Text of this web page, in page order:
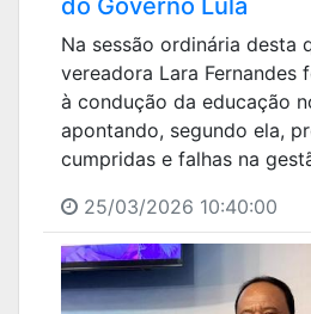
do Governo Lula
Na sessão ordinária desta
vereadora Lara Fernandes
à condução da educação
apontando, segundo ela,
cumpridas e falhas na
25/03/2026 10:40:00